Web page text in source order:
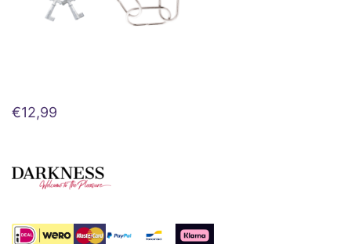
€12,99